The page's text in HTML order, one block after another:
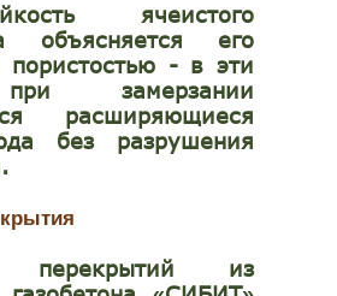
ячеистого
объясняется его
пористостью - в эти
замерзании
расширяющиеся
без разрушения
перекрытий из